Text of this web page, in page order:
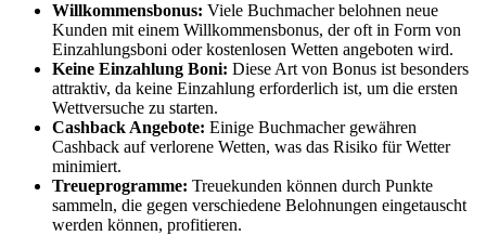
Willkommensbonus: Viele Buchmacher belohnen neue
Kunden mit einem Willkommensbonus, der oft in Form von
Einzahlungsboni oder kostenlosen Wetten angeboten wird.
Keine Einzahlung Boni: Diese Art von Bonus ist besonders
attraktiv, da keine Einzahlung erforderlich ist, um die ersten
Wettversuche zu starten.
Cashback Angebote: Einige Buchmacher gewähren
Cashback auf verlorene Wetten, was das Risiko für Wetter
minimiert.
Treueprogramme: Treuekunden können durch Punkte
sammeln, die gegen verschiedene Belohnungen eingetauscht
werden können, profitieren.